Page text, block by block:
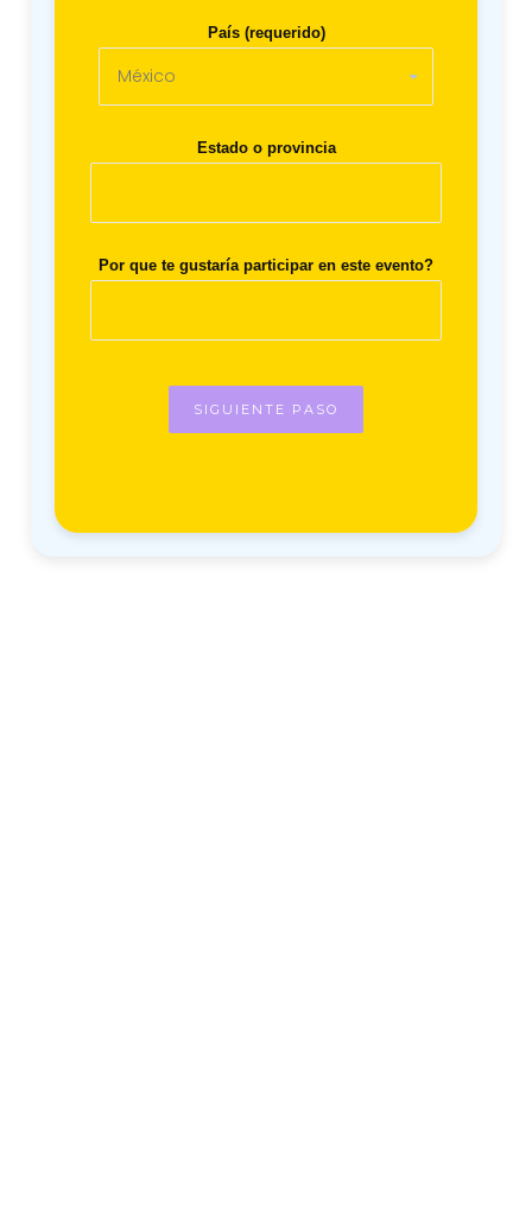
País (requerido)
Estado o provincia
Por que te gustaría participar en este evento?